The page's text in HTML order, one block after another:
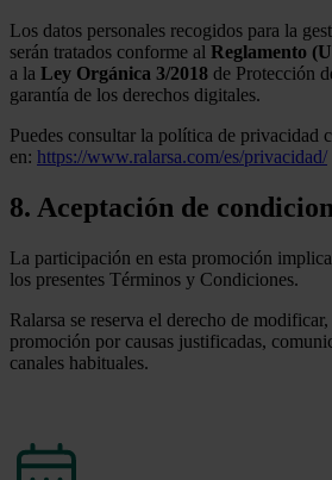
Los datos personales recogidos para la
serán tratados conforme al Reglamento
a la Ley Orgánica 3/2018 de Protección
garantía de los derechos digitales.
Puedes consultar la política de privacidad
en: https://www.ralarsa.com/es/privacidad/
8. Aceptación de
La participación en esta promoción
los presentes Términos y Condiciones.
Ralarsa se reserva el derecho de
promoción por causas justificadas,
canales habituales.